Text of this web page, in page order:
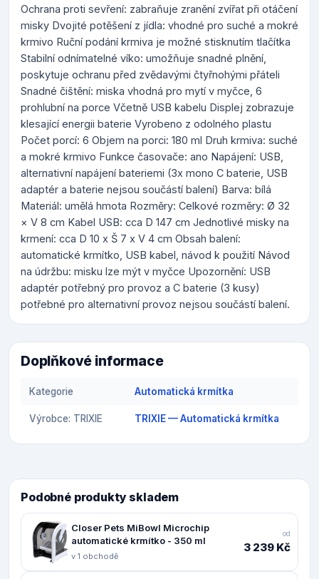
Ochrana proti sevření: zabraňuje zranění zvířat při otáčení
misky Dvojité potěšení z jídla: vhodné pro suché a mokré
krmivo Ruční podání krmiva je možné stisknutím tlačítka
Stabilní odnímatelné víko: umožňuje snadné plnění,
poskytuje ochranu před zvědavými čtyřnohými přáteli
Snadné čištění: miska vhodná pro mytí v myčce, 6
prohlubní na porce Včetně USB kabelu Displej zobrazuje
klesající energii baterie Vyrobeno z odolného plastu
Počet porcí: 6 Objem na porci: 180 ml Druh krmiva: suché
a mokré krmivo Funkce časovače: ano Napájení: USB,
alternativní napájení bateriemi (3x mono C baterie, USB
adaptér a baterie nejsou součástí balení) Barva: bílá
Materiál: umělá hmota Rozměry: Celkové rozměry: Ø 32
× V 8 cm Kabel USB: cca D 147 cm Jednotlivé misky na
krmení: cca D 10 x Š 7 x V 4 cm Obsah balení:
automatické krmítko, USB kabel, návod k použití Návod
na údržbu: misku lze mýt v myčce Upozornění: USB
adaptér potřebný pro provoz a C baterie (3 kusy)
potřebné pro alternativní provoz nejsou součástí balení.
Doplňkové informace
Kategorie Automatická krmítka
Výrobce: TRIXIE TRIXIE — Automatická krmítka
Podobné produkty skladem
Closer Pets MiBowl Microchip
automatické krmítko - 350 ml
v 1 obchodě
od
3 239 Kč